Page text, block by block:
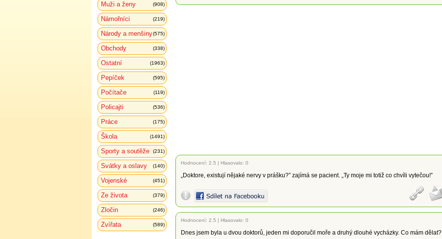
Muži a ženy (908)
Námořníci (219)
Národy a menšiny(575)
Obchody (338)
Ostatní (1963)
Pepíček (595)
Počítače (119)
Policajti (536)
Práce (175)
Škola (1491)
Sporty a soutěže (231)
Svátky a oslavy (140)
Vojenské (451)
Ze života (379)
Zločin (246)
Zvířata (589)
Hodnocení: 2.5 | Hlasovalo: 0
„Doktore, existují nějaké nervy v prášku?” zajímá se pacient. „Ty moje mi totiž co chvíli vytečou!”
Hodnocení: 2.5 | Hlasovalo: 0
Dnes jsem byla u dvou doktorů, jeden mi doporučil moře a druhý dlouhé vycházky. Co mám dělat?